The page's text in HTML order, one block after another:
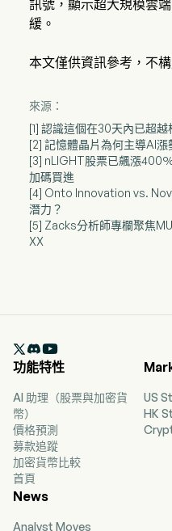
訊號，顯示超大規模雲
緩。
本文僅供資訊參考，不
來源：
[1] 認識這個在30天內已超
[2] 記憶體晶片為何主導AI漲
[3] nLIGHT股票已飆漲
加碼買進
[4] Onto Innovation vs.
潛力？
[5] Zacks分析師專欄聚焦
XX

功能特性
AI 助理（股票與加密貨
幣）
價格預測
募款追蹤
加密貨幣比較
首頁
US
HK
News
Analyst Moves